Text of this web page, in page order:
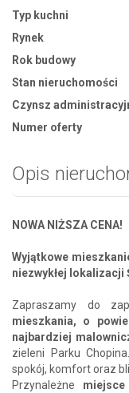
Typ kuchni
Rynek
Rok budowy
Stan nieruchomości
Czynsz
Numer oferty
Opis
NOWA NIŻSZA CENA!
Wyjątkowe
niezwykłej lokalizacji
Zapraszamy do
mieszkania, o
najbardziej
zieleni Parku
spokój, komfort oraz
Przynależne